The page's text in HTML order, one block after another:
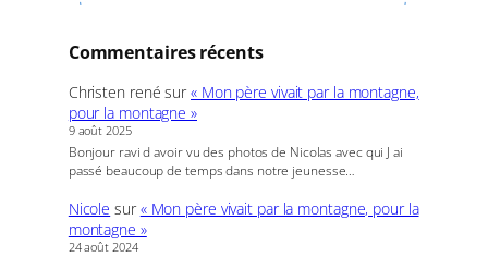
Commentaires récents
Christen rené sur« Mon père vivait par la montagne,
pour la montagne »
9 août 2025
Bonjour ravi d avoir vu des photos de Nicolas avec qui J ai
passé beaucoup de temps dans notre jeunesse…
Nicole sur« Mon père vivait par la montagne, pour la
montagne »
24 août 2024